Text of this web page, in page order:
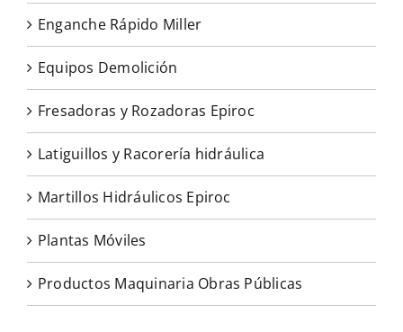
Enganche Rápido Miller
Equipos Demolición
Fresadoras y Rozadoras Epiroc
Latiguillos y Racorería hidráulica
Martillos Hidráulicos Epiroc
Plantas Móviles
Productos Maquinaria Obras Públicas